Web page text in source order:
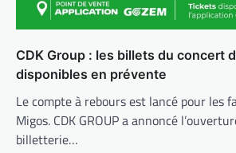
CDK Group : les billets du concert
disponibles en prévente
Le compte à rebours est lancé pour les
Migos. CDK GROUP a annoncé
billetterie…